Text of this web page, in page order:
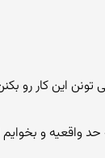
واقعیه و بخوایم